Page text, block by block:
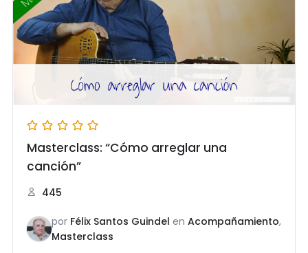
Masterclass: “Cómo arreglar una
canción”
445
por Félix Santos Guindel en Acompañamiento,
Masterclass